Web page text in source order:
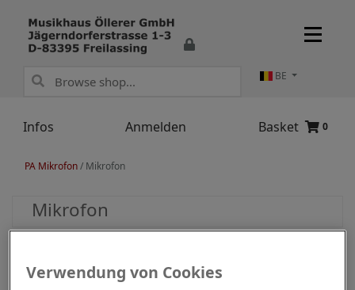
Infos Anmelden Basket 0
BE
PA Mikrofon/ Mikrofon
Mikrofon
Verwendung von Cookies